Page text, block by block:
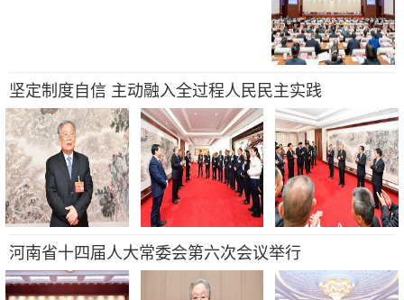
坚定制度自信 主动融入全过程人民民主实践
河南省十四届人大常委会第六次会议举行